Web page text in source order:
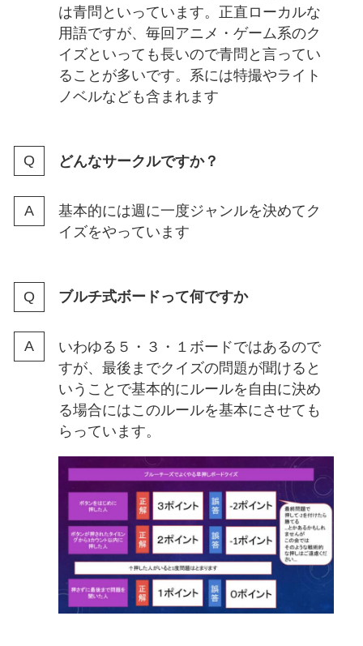
は青問といっています。正直ローカルな
用語ですが、毎回アニメ・ゲーム系のク
イズといっても長いので青問と言ってい
ることが多いです。系には特撮やライト
ノベルなども含まれます
どんなサークルですか？
基本的には週に一度ジャンルを決めてク
イズをやっています
ブルチ式ボードって何ですか
いわゆる５・３・１ボードではあるので
すが、最後までクイズの問題が聞けると
いうことで基本的にルールを自由に決め
る場合にはこのルールを基本にさせても
らっています。